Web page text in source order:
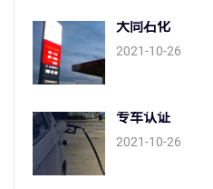
大同石化
2021-10-26
专车认证
2021-10-26